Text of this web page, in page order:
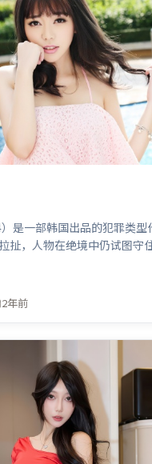
是一部韩国出品的犯罪类型
扯，人物在绝境中仍试图守
，最终在关键节点收束。由
贾，赵丽颖等联袂出演。影
部分地区首映上线，适合喜
2年前